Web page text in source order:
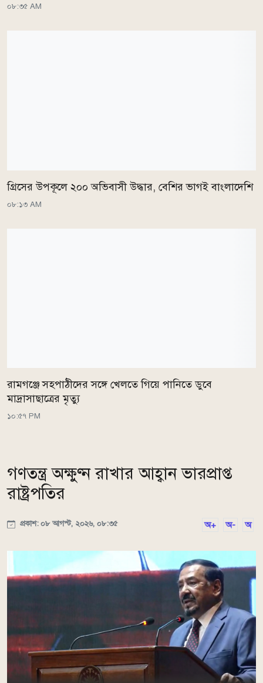
০৮:৩৫ AM
গ্রিসের উপকূলে ২০০ অভিবাসী উদ্ধার, বেশির ভাগই বাংলাদেশি
০৮:১৩ AM
রামগঞ্জে সহপাঠীদের সঙ্গে খেলতে গিয়ে পানিতে ডুবে
মাদ্রাসাছাত্রের মৃত্যু
১০:৫৭ PM
গণতন্ত্র অক্ষুণ্ন রাখার আহ্বান ভারপ্রাপ্ত
রাষ্ট্রপতির
প্রকাশ: ০৮ আগস্ট, ২০২৬, ০৮:৩৫ অ+ অ- অ